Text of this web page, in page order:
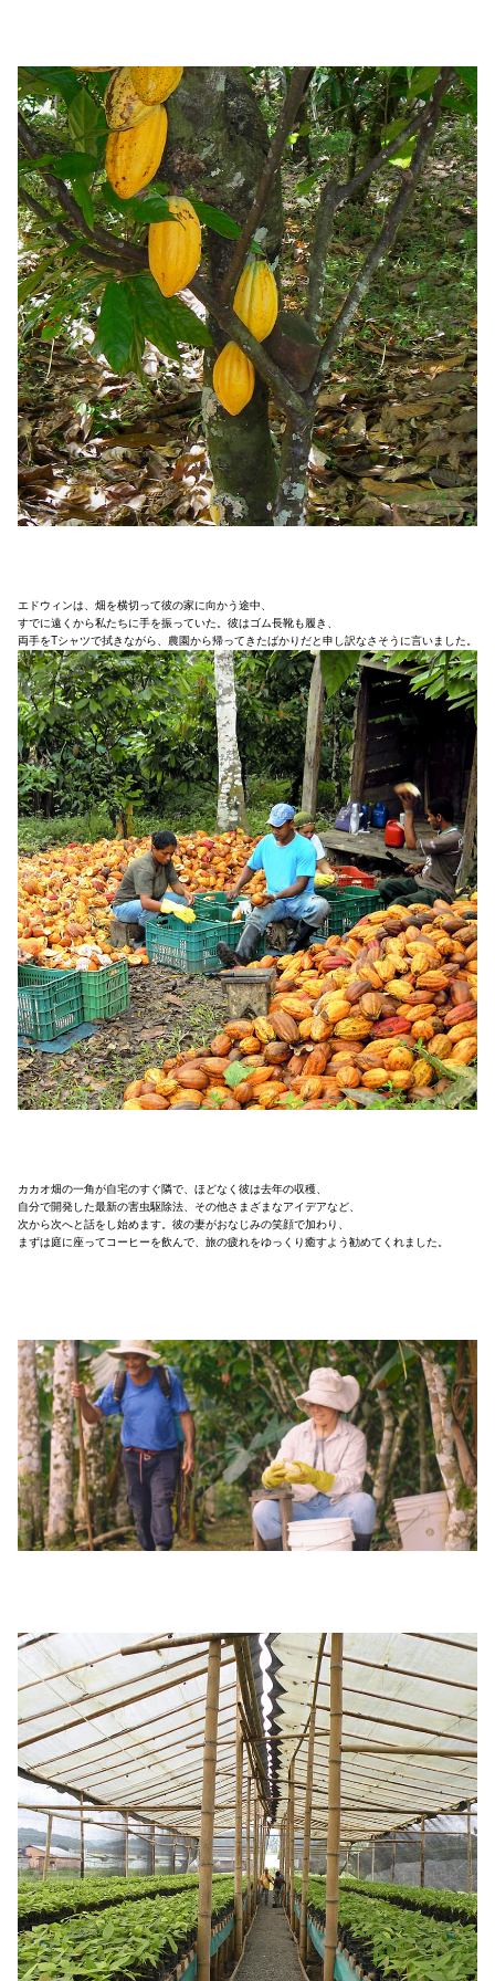
エドウィンは、畑を横切って彼の家に向かう途中、
すでに遠くから私たちに手を振っていた。彼はゴム長靴も履き、
両手をTシャツで拭きながら、農園から帰ってきたばかりだと申し訳なさそうに言いました。
カカオ畑の一角が自宅のすぐ隣で、ほどなく彼は去年の収穫、
自分で開発した最新の害虫駆除法、その他さまざまなアイデアなど、
次から次へと話をし始めます。彼の妻がおなじみの笑顔で加わり、
まずは庭に座ってコーヒーを飲んで、旅の疲れをゆっくり癒すよう勧めてくれました。